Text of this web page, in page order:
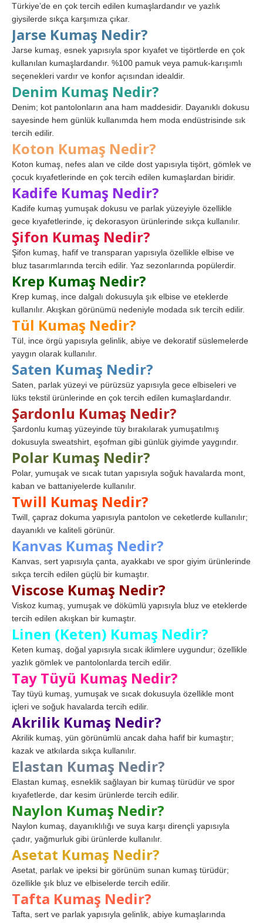
Türkiye’de en çok tercih edilen kumaşlardandır ve yazlık
giysilerde sıkça karşımıza çıkar.
Jarse Kumaş Nedir?
Jarse kumaş, esnek yapısıyla spor kıyafet ve tişörtlerde en çok
kullanılan kumaşlardandır. %100 pamuk veya pamuk-karışımlı
seçenekleri vardır ve konfor açısından idealdir.
Denim Kumaş Nedir?
Denim; kot pantolonların ana ham maddesidir. Dayanıklı dokusu
sayesinde hem günlük kullanımda hem moda endüstrisinde sık
tercih edilir.
Koton Kumaş Nedir?
Koton kumaş, nefes alan ve cilde dost yapısıyla tişört, gömlek ve
çocuk kıyafetlerinde en çok tercih edilen kumaşlardan biridir.
Kadife Kumaş Nedir?
Kadife kumaş yumuşak dokusu ve parlak yüzeyiyle özellikle
gece kıyafetlerinde, iç dekorasyon ürünlerinde sıkça kullanılır.
Şifon Kumaş Nedir?
Şifon kumaş, hafif ve transparan yapısıyla özellikle elbise ve
bluz tasarımlarında tercih edilir. Yaz sezonlarında popülerdir.
Krep Kumaş Nedir?
Krep kumaş, ince dalgalı dokusuyla şık elbise ve eteklerde
kullanılır. Akışkan görünümü nedeniyle modada sık tercih edilir.
Tül Kumaş Nedir?
Tül, ince örgü yapısıyla gelinlik, abiye ve dekoratif süslemelerde
yaygın olarak kullanılır.
Saten Kumaş Nedir?
Saten, parlak yüzeyi ve pürüzsüz yapısıyla gece elbiseleri ve
lüks tekstil ürünlerinde en çok tercih edilen kumaşlardandır.
Şardonlu Kumaş Nedir?
Şardonlu kumaş yüzeyinde tüy bırakılarak yumuşatılmış
dokusuyla sweatshirt, eşofman gibi günlük giyimde yaygındır.
Polar Kumaş Nedir?
Polar, yumuşak ve sıcak tutan yapısıyla soğuk havalarda mont,
kaban ve battaniyelerde kullanılır.
Twill Kumaş Nedir?
Twill, çapraz dokuma yapısıyla pantolon ve ceketlerde kullanılır;
dayanıklı ve kaliteli görünür.
Kanvas Kumaş Nedir?
Kanvas, sert yapısıyla çanta, ayakkabı ve spor giyim ürünlerinde
sıkça tercih edilen güçlü bir kumaştır.
Viscose Kumaş Nedir?
Viskoz kumaş, yumuşak ve dökümlü yapısıyla bluz ve eteklerde
tercih edilen akışkan bir kumaştır.
Linen (Keten) Kumaş Nedir?
Keten kumaş, doğal yapısıyla sıcak iklimlere uygundur; özellikle
yazlık gömlek ve pantolonlarda tercih edilir.
Tay Tüyü Kumaş Nedir?
Tay tüyü kumaş, yumuşak ve sıcak dokusuyla özellikle mont
içleri ve soğuk havalarda tercih edilir.
Akrilik Kumaş Nedir?
Akrilik kumaş, yün görünümlü ancak daha hafif bir kumaştır;
kazak ve atkılarda sıkça kullanılır.
Elastan Kumaş Nedir?
Elastan kumaş, esneklik sağlayan bir kumaş türüdür ve spor
kıyafetlerde, dar kesim ürünlerde tercih edilir.
Naylon Kumaş Nedir?
Naylon kumaş, dayanıklılığı ve suya karşı dirençli yapısıyla
çadır, yağmurluk gibi ürünlerde kullanılır.
Asetat Kumaş Nedir?
Asetat, parlak ve ipeksi bir görünüm sunan kumaş türüdür;
özellikle şık bluz ve elbiselerde tercih edilir.
Tafta Kumaş Nedir?
Tafta, sert ve parlak yapısıyla gelinlik, abiye kumaşlarında